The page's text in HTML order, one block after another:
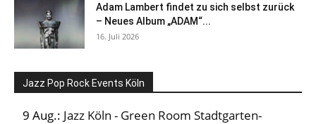
Adam Lambert findet zu sich selbst zurück
– Neues Album „ADAM“...
16. Juli 2026
Jazz Pop Rock Events Köln
9 Aug.: Jazz Köln - Green Room Stadtgarten-